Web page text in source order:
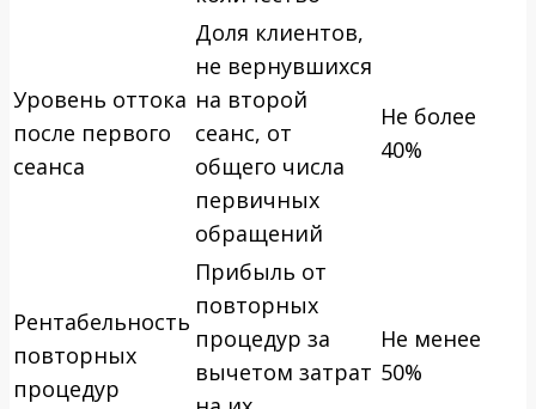
Уровень оттока
после первого
сеанса
Доля клиентов,
не вернувшихся
на второй
сеанс, от
общего числа
первичных
обращений
Не более
40%
Рентабельность
повторных
процедур
Прибыль от
повторных
процедур за
вычетом затрат
Не менее
50%